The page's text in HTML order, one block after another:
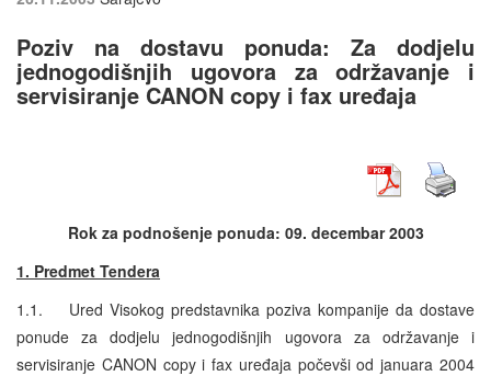
Poziv na dostavu ponuda: Za dodjelu
jednogodišnjih ugovora za održavanje i
servisiranje CANON copy i fax uređaja
Rok za podnošenje ponuda: 09. decembar 2003
1. Predmet Tendera
1.1. Ured Visokog predstavnika poziva kompanije da dostave
ponude za dodjelu jednogodišnjih ugovora za održavanje i
servisiranje CANON copy i fax uređaja počevši od januara 2004